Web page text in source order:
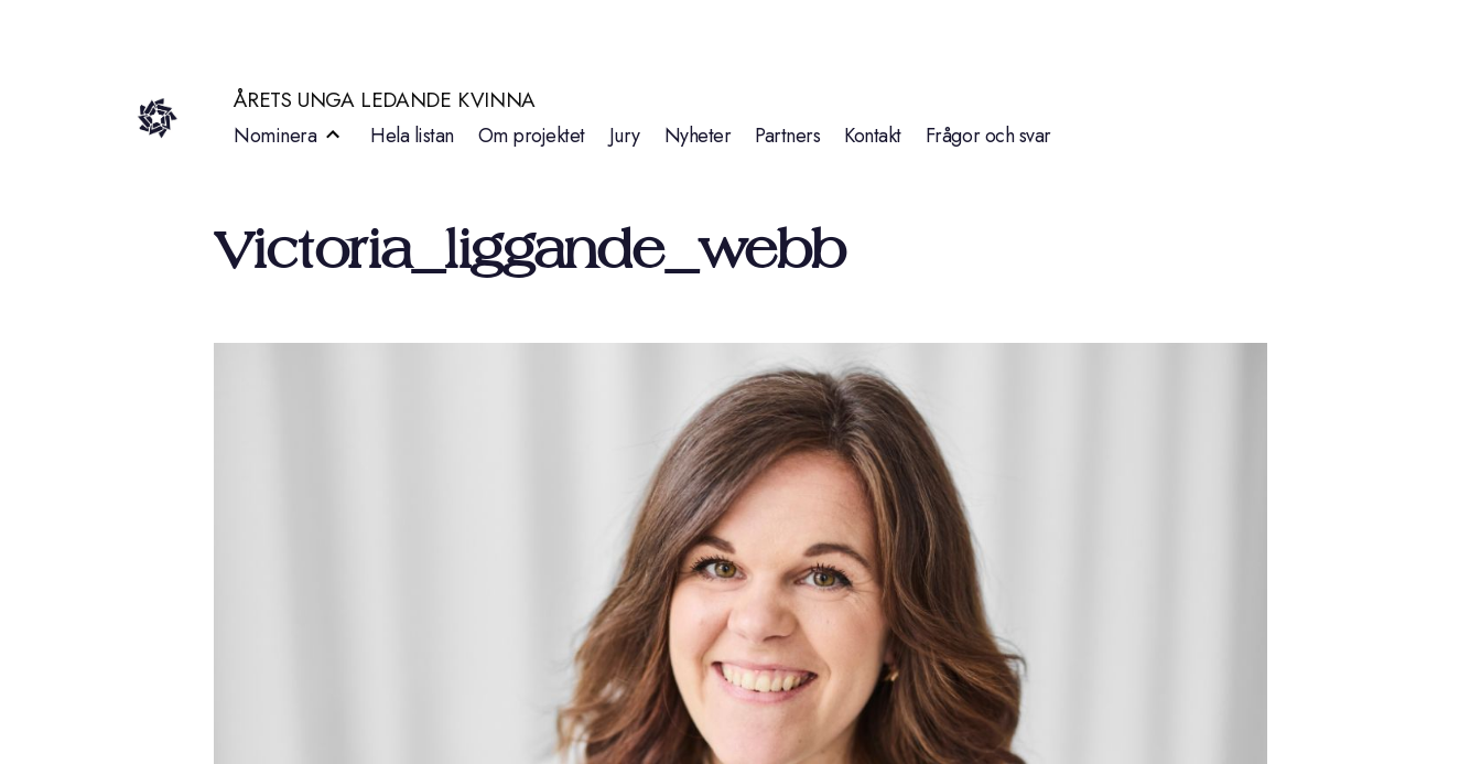
ÅRETS UNGA LEDANDE KVINNA
Nominera Hela listan Om projektet Jury Nyheter Partners Kontakt Frågor och svar
Victoria_liggande_webb